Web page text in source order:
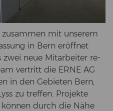
mit un­se­rem
in Bern er­öff­net
zwei neue Mit­ar­bei­ter re­
ver­tritt die ERNE AG
in den Ge­bie­ten Bern,
zu tref­fen. Pro­jek­te
durch die Nähe